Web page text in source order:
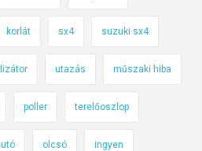
korlát sx4 suzuki sx4
utazás műszaki hiba
poller terelőoszlop
olcsó ingyen